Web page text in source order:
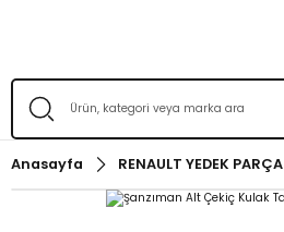
Anasayfa RENAULT YEDEK PARÇA